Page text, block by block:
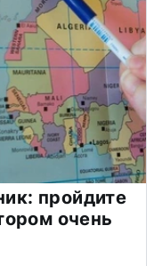
пройдите
очень